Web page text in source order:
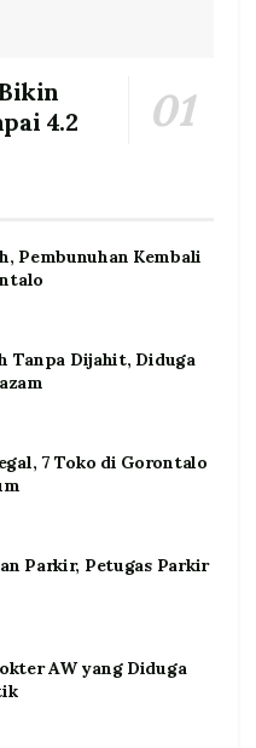
4.2
Pembunuhan Kembali
Tanpa Dijahit, Diduga
7 Toko di Gorontalo
Parkir, Petugas Parkir
AW yang Diduga